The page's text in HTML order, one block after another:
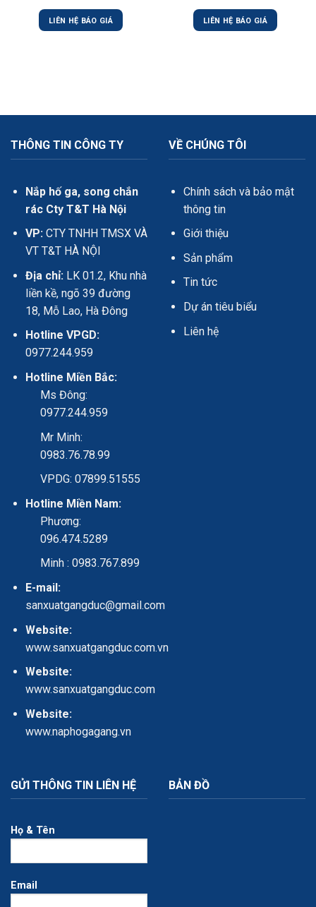
LIÊN HỆ BÁO GIÁ LIÊN HỆ BÁO GIÁ
THÔNG TIN CÔNG TY
Nắp hố ga, song chắn
rác Cty T&T Hà Nội
VP:CTY TNHH TMSX VÀ
VT T&T HÀ NỘI
Địa chỉ:LK 01.2, Khu nhà
liền kề, ngõ 39 đường
18, Mỗ Lao, Hà Đông
Hotline VPGD:
0977.244.959
Hotline Miền Bắc:
Ms Đông:
0977.244.959
Mr Minh:
0983.76.78.99
VPDG: 07899.51555
Hotline Miền Nam:
Phương:
096.474.5289
Minh : 0983.767.899
E-mail:
sanxuatgangduc@gmail.com
Website:
www.sanxuatgangduc.com.vn
Website:
www.sanxuatgangduc.com
Website:
www.naphogagang.vn
VỀ CHÚNG TÔI
Chính sách và bảo mật
thông tin
Giới thiệu
Sản phẩm
Tin tức
Dự án tiêu biểu
Liên hệ
GỬI THÔNG TIN LIÊN HỆ
Họ & Tên
Email
BẢN ĐỒ